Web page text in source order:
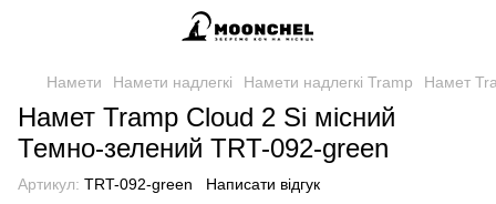
Намети Намети надлегкі Намети надлегкі Tramp Намет
Намет Tramp Cloud 2 Si місний
Темно-зелений TRT-092-green
Артикул: TRT-092-green Написати відгук